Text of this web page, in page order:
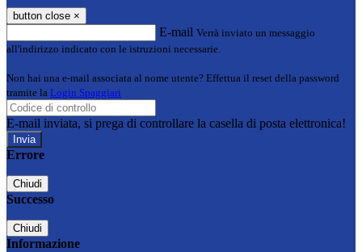
button close ×
E-mail Verrà inviato un messaggio
all'indirizzo indicato con le istruzioni necessarie.
Non hai una e-mail associata al nome utente? Effettua il reset della password
tramite la Login Spaggiari
E-mail inviata, si prega di controllare la casella di posta elettronica!
Errore
Chiudi
Successo
Chiudi
Informazione